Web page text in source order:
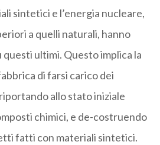
sintetici e l’energia nucleare,
a quelli naturali, hanno
ultimi. Questo implica la
di farsi carico dei
allo stato iniziale
chimici, e de-costruendo
fatti con materiali sintetici.